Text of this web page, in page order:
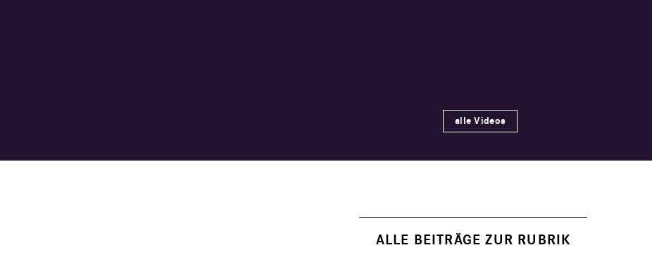
alle Videos